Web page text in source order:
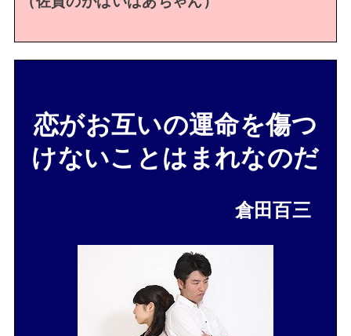
恋がお互いの運命を傷つ
けないことはまれなのだ
倉田百三